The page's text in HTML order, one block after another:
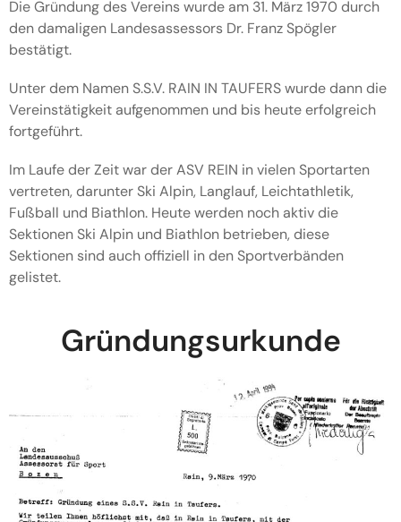
Die Gründung des Vereins wurde am 31. März 1970 durch
den damaligen Landesassessors Dr. Franz Spögler
bestätigt.
Unter dem Namen S.S.V. RAIN IN TAUFERS wurde dann die
Vereinstätigkeit aufgenommen und bis heute erfolgreich
fortgeführt.
Im Laufe der Zeit war der ASV REIN in vielen Sportarten
vertreten, darunter Ski Alpin, Langlauf, Leichtathletik,
Fußball und Biathlon. Heute werden noch aktiv die
Sektionen Ski Alpin und Biathlon betrieben, diese
Sektionen sind auch offiziell in den Sportverbänden
gelistet.
Gründungsurkunde